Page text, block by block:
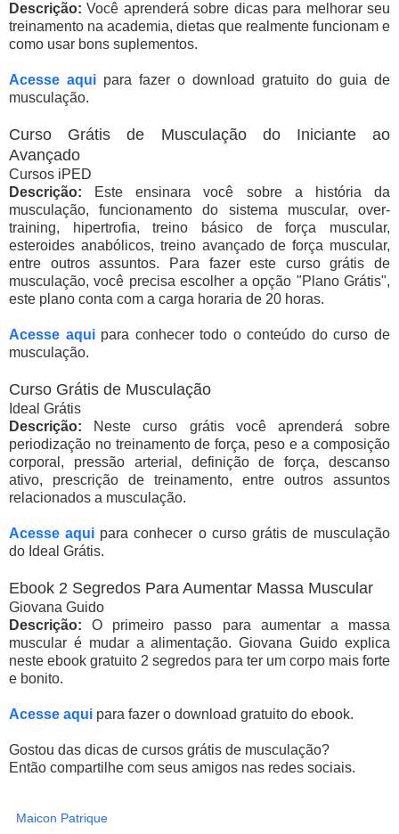
Descrição: Você aprenderá sobre dicas para melhorar seu
treinamento na academia, dietas que realmente funcionam e
como usar bons suplementos.
Acesse aqui para fazer o download gratuito do guia de
musculação.
Curso Grátis de Musculação do Iniciante ao
Avançado
Cursos iPED
Descrição: Este ensinara você sobre a história da
musculação, funcionamento do sistema muscular, over-
training, hipertrofia, treino básico de força muscular,
esteroides anabólicos, treino avançado de força muscular,
entre outros assuntos. Para fazer este curso grátis de
musculação, você precisa escolher a opção "Plano Grátis",
este plano conta com a carga horaria de 20 horas.
Acesse aquipara conhecer todo o conteúdo do curso de
musculação.
Curso Grátis de Musculação
Ideal Grátis
Descrição: Neste curso grátis você aprenderá sobre
periodização no treinamento de força, peso e a composição
corporal, pressão arterial, definição de força, descanso
ativo, prescrição de treinamento, entre outros assuntos
relacionados a musculação.
Acesse aqui para conhecer o curso grátis de musculação
do Ideal Grátis.
Ebook 2 Segredos Para Aumentar Massa Muscular
Giovana Guido
Descrição: O primeiro passo para aumentar a massa
muscular é mudar a alimentação. Giovana Guido explica
neste ebook gratuito 2 segredos para ter um corpo mais forte
e bonito.
Acesse aqui para fazer o download gratuito do ebook.
Gostou das dicas de cursos grátis de musculação?
Então compartilhe com seus amigos nas redes sociais.
Maicon Patrique